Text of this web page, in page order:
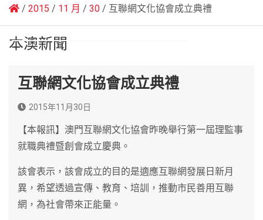
2015 11 月 30 互聯網文化協會成立典禮
本澳新聞
互聯網文化協會成立典禮
2015年11月30日
【本報訊】澳門互聯網文化協會昨晚舉行第一屆理監事
就職典禮暨創會成立慶典。
該會表示，該會成立的目的是適應互聯網發展日新月
異，希望透過宣傳、教育、培訓，推動市民善用互聯
網，為社會帶來正能量。